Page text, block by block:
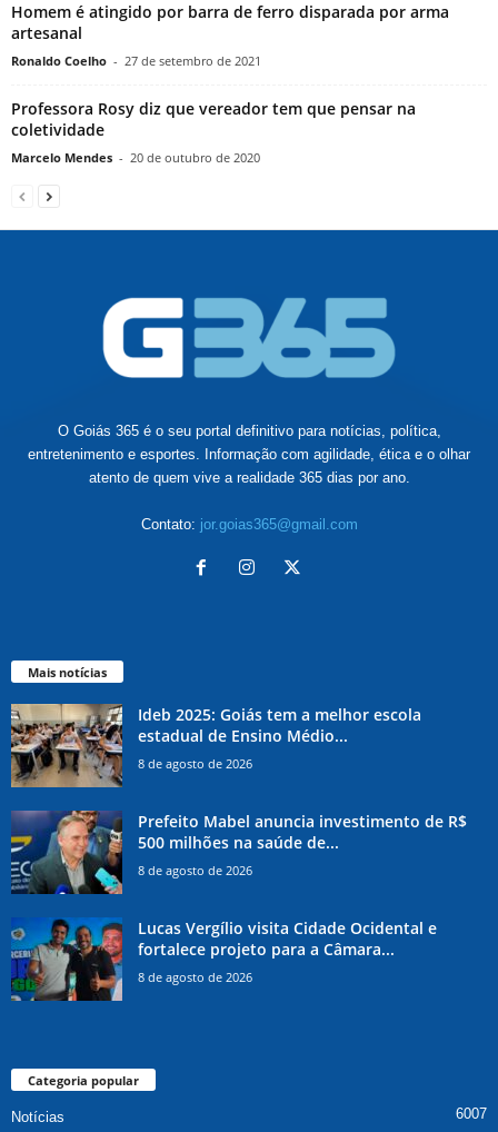
Homem é atingido por barra de ferro disparada por arma
artesanal
Ronaldo Coelho - 27 de setembro de 2021
Professora Rosy diz que vereador tem que pensar na
coletividade
Marcelo Mendes - 20 de outubro de 2020
O Goiás 365 é o seu portal definitivo para notícias, política,
entretenimento e esportes. Informação com agilidade, ética e o olhar
atento de quem vive a realidade 365 dias por ano.
Contato: jor.goias365@gmail.com
Mais notícias
Ideb 2025: Goiás tem a melhor escola
estadual de Ensino Médio...
8 de agosto de 2026
Prefeito Mabel anuncia investimento de R$
500 milhões na saúde de...
8 de agosto de 2026
Lucas Vergílio visita Cidade Ocidental e
fortalece projeto para a Câmara...
8 de agosto de 2026
Categoria popular
Notícias 6007